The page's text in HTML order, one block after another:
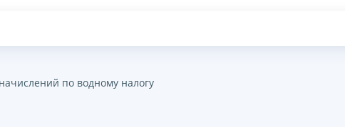
по водному налогу